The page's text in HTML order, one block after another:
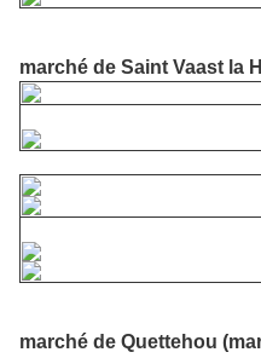
marché de Saint Vaast la
marché de Quettehou